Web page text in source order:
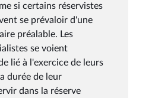
si certains réservistes
se prévaloir d'une
préalable. Les
se voient
lié à l'exercice de leurs
durée de leur
dans la réserve